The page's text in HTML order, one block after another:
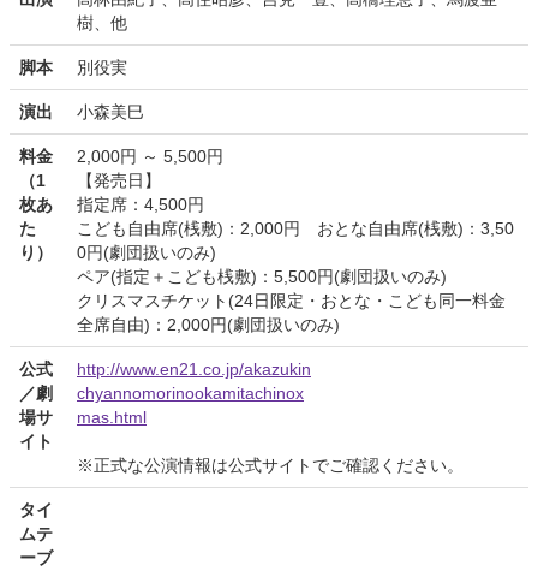
樹、他
脚本 別役実
演出 小森美巳
料金
（1
枚あ
た
り）
2,000円 ～ 5,500円
【発売日】
指定席：4,500円
こども自由席(桟敷)：2,000円 おとな自由席(桟敷)：3,50
0円(劇団扱いのみ)
ペア(指定＋こども桟敷)：5,500円(劇団扱いのみ)
クリスマスチケット(24日限定・おとな・こども同一料金
全席自由)：2,000円(劇団扱いのみ)
公式
／劇
場サ
イト
http://www.en21.co.jp/akazukin
chyannomorinookamitachinox
mas.html
※正式な公演情報は公式サイトでご確認ください。
タイ
ムテ
ーブ